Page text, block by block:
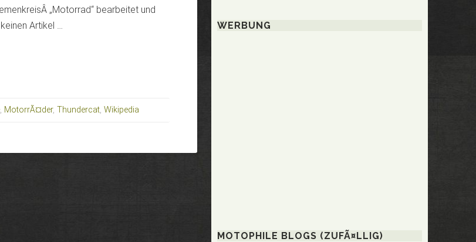
„Motorrad“ bearbeitet und
Artikel …
, MotorrÃ¤der,Thundercat,Wikipedia
WERBUNG
MOTOPHILE BLOGS (ZUFÃ¤LLIG)